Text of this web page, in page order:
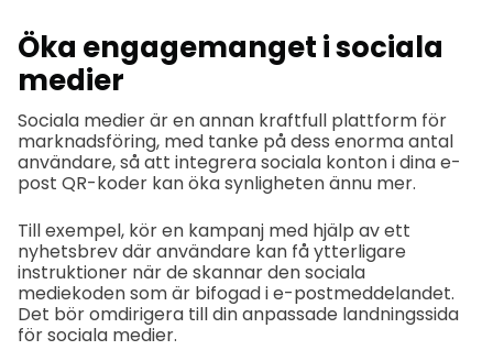
Öka engagemanget i sociala
medier
Sociala medier är en annan kraftfull plattform för
marknadsföring, med tanke på dess enorma antal
användare, så att integrera sociala konton i dina e-
post QR-koder kan öka synligheten ännu mer.
Till exempel, kör en kampanj med hjälp av ett
nyhetsbrev där användare kan få ytterligare
instruktioner när de skannar den sociala
mediekoden som är bifogad i e-postmeddelandet.
Det bör omdirigera till din anpassade landningssida
för sociala medier.